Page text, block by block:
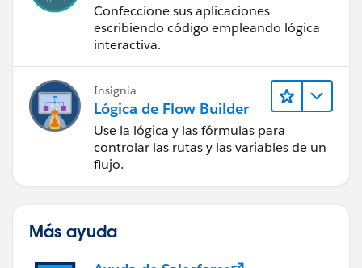
Confeccione sus aplicaciones
escribiendo código empleando lógica
interactiva.
Insignia
Lógica de Flow Builder
Use la lógica y las fórmulas para
controlar las rutas y las variables de un
flujo.
Más ayuda